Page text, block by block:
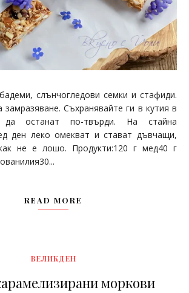
слънчогледови семки и стафиди.
Съхранявайте ги в кутия в
да останат по-твърди. На стайна
ден леко омекват и стават дъвчащи,
не е лошо. Продукти:120 г мед40 г
READ MORE
ВЕЛИКДЕН
моркови